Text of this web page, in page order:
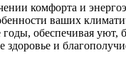
комфорта и
ваших
обеспечивая уют,
и